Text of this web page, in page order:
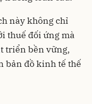
này không chỉ
thuế đối ứng mà
triển bền vững,
bản đồ kinh tế thế